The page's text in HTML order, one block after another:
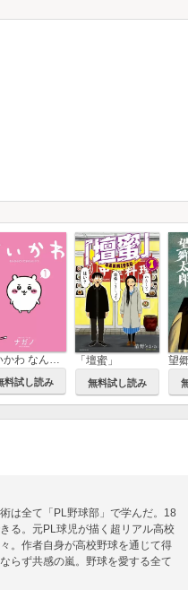
ちいかわ なんか小さくてかわいいやつ
料試し読み
「壇蜜」
無料試し読み
望
は全て「PL野球部」で学んだ。18
る。元PL球児が描く超リアル高校
。作者自身が高校野球を通じて得
らず共感の嵐。野球を愛する全て